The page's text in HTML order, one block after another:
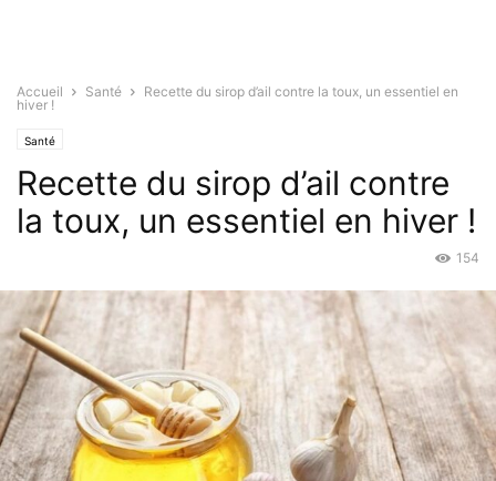
Accueil Santé
Recette du sirop d’ail contre la toux, un essentiel en
hiver !
Santé
Recette du sirop d’ail contre
la toux, un essentiel en hiver !
154